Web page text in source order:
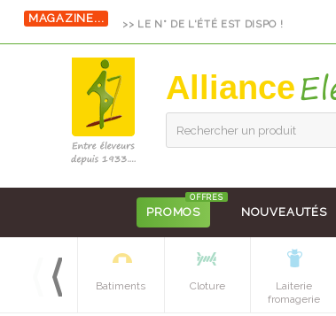
MAGAZINE... >> LE N° DE L'ÉTÉ EST DISPO !
Alliance
Rechercher un produit
PROMOS
OFFRES
NOUVEAUTÉS
Equipements
Batiments Cloture
Laiterie
fromagerie